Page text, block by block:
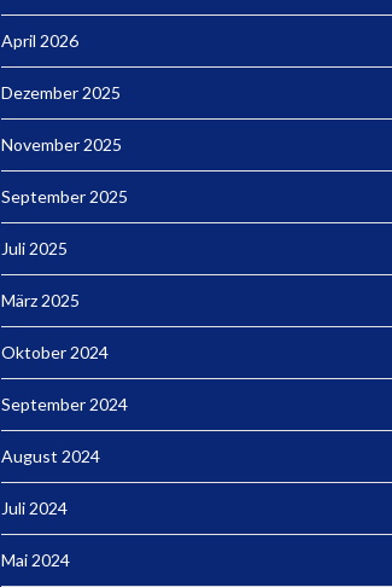
April 2026
Dezember 2025
November 2025
September 2025
Juli 2025
März 2025
Oktober 2024
September 2024
August 2024
Juli 2024
Mai 2024